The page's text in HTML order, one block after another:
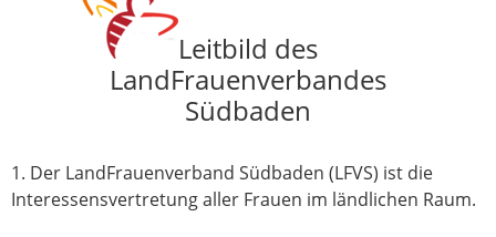
Leitbild des
LandFrauenverbandes
Südbaden
1. Der LandFrauenverband Südbaden (LFVS) ist die
Interessensvertretung aller Frauen im ländlichen Raum.